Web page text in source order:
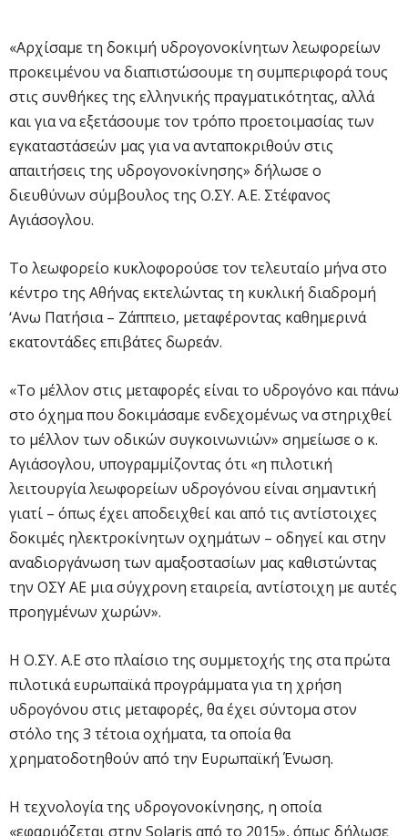
«Αρχίσαμε τη δοκιμή υδρογονοκίνητων λεωφορείων
προκειμένου να διαπιστώσουμε τη συμπεριφορά τους
στις συνθήκες της ελληνικής πραγματικότητας, αλλά
και για να εξετάσουμε τον τρόπο προετοιμασίας των
εγκαταστάσεών μας για να ανταποκριθούν στις
απαιτήσεις της υδρογονοκίνησης» δήλωσε ο
διευθύνων σύμβουλος της Ο.ΣΥ. Α.Ε. Στέφανος
Αγιάσογλου.
Το λεωφορείο κυκλοφορούσε τον τελευταίο μήνα στο
κέντρο της Αθήνας εκτελώντας τη κυκλική διαδρομή
‘Ανω Πατήσια – Ζάππειο, μεταφέροντας καθημερινά
εκατοντάδες επιβάτες δωρεάν.
«Το μέλλον στις μεταφορές είναι το υδρογόνο και πάνω
στο όχημα που δοκιμάσαμε ενδεχομένως να στηριχθεί
το μέλλον των οδικών συγκοινωνιών» σημείωσε ο κ.
Αγιάσογλου, υπογραμμίζοντας ότι «η πιλοτική
λειτουργία λεωφορείων υδρογόνου είναι σημαντική
γιατί – όπως έχει αποδειχθεί και από τις αντίστοιχες
δοκιμές ηλεκτροκίνητων οχημάτων – οδηγεί και στην
αναδιοργάνωση των αμαξοστασίων μας καθιστώντας
την ΟΣΥ ΑΕ μια σύγχρονη εταιρεία, αντίστοιχη με αυτές
προηγμένων χωρών».
Η Ο.ΣΥ. Α.Ε στο πλαίσιο της συμμετοχής της στα πρώτα
πιλοτικά ευρωπαϊκά προγράμματα για τη χρήση
υδρογόνου στις μεταφορές, θα έχει σύντομα στον
στόλο της 3 τέτοια οχήματα, τα οποία θα
χρηματοδοτηθούν από την Ευρωπαϊκή Ένωση.
Η τεχνολογία της υδρογονοκίνησης, η οποία
«εφαρμόζεται στην Solaris από το 2015», όπως δήλωσε